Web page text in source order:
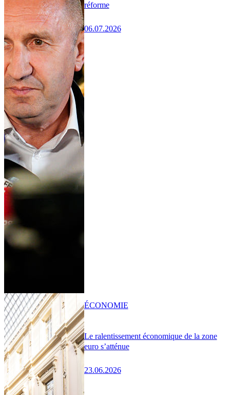
réforme
06.07.2026
Le ralentissement économique de la zone
euro s’atténue
23.06.2026
ÉCONOMIE